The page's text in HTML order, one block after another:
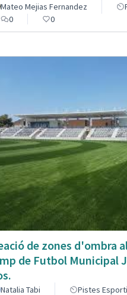
Mateo Mejias Fernandez
0
0
de zones d'ombra
de Futbol Municipal
Natalia Tabi Pistes